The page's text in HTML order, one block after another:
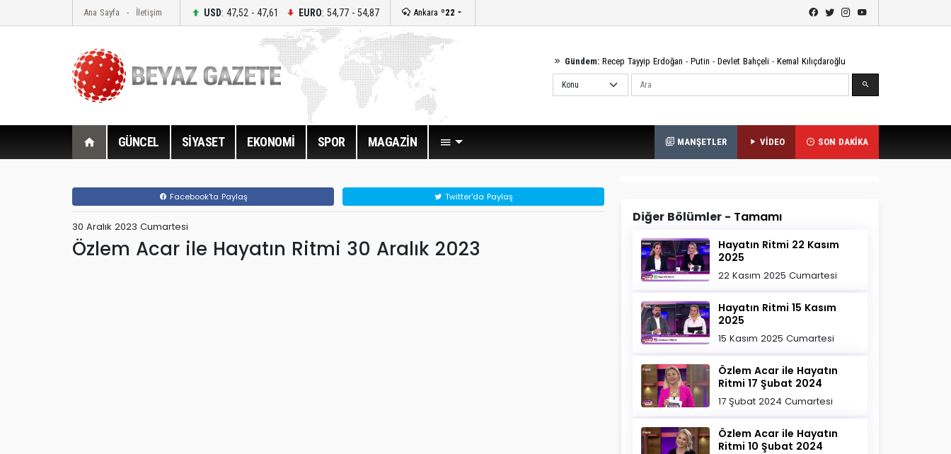
Ana Sayfa İletişim USD: 47,52 - 47,61 EURO: 54,77 - 54,87 Ankara º22
Gündem: Recep Tayyip Erdoğan - Putin - Devlet Bahçeli - Kemal Kılıçdaroğlu
Ara
GÜNCEL SİYASET EKONOMİ SPOR MAGAZİN MANŞETLER VİDEO SON DAKİKA
Facebook'ta Paylaş Twitter'da Paylaş
30 Aralık 2023 Cumartesi
Özlem Acar ile Hayatın Ritmi 30 Aralık 2023
Diğer Bölümler - Tamamı
Hayatın Ritmi 22 Kasım
2025
22 Kasım 2025 Cumartesi
Hayatın Ritmi 15 Kasım
2025
15 Kasım 2025 Cumartesi
Özlem Acar ile Hayatın
Ritmi 17 Şubat 2024
17 Şubat 2024 Cumartesi
Özlem Acar ile Hayatın
Ritmi 10 Şubat 2024